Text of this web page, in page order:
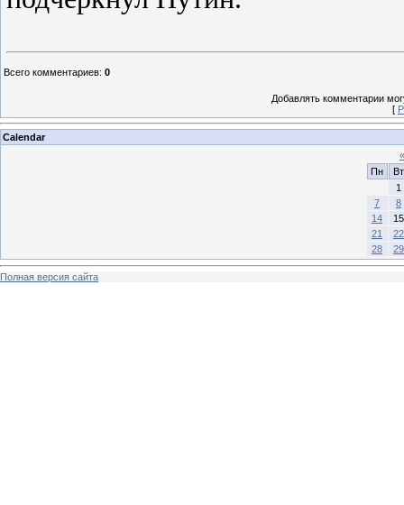
Всего комментариев: 0
Добавлять комментарии
[
Calendar
«
Пн
Вт
1
7
8
14
15
21
22
28
29
Полная версия сайта